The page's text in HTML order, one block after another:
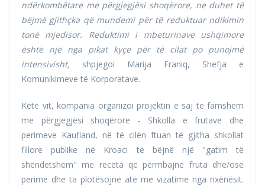
ndërkombëtare me përgjegjësi shoqërore, ne duhet të
bëjmë gjithçka që mundemi për të reduktuar ndikimin
tonë mjedisor. Reduktimi i mbeturinave ushqimore
është një nga pikat kyçe për të cilat po punojmë
intensivisht, shpjegoi Marija Franiq, Shefja e
Komunikimeve të Korporatave.
Këtë vit, kompania organizoi projektin e saj të famshëm
me përgjegjësi shoqërore - Shkolla e frutave dhe
perimeve Kaufland, në të cilën ftuan të gjitha shkollat
fillore publike në Kroaci të bëjnë një "gatim të
shëndetshëm" me receta që përmbajnë fruta dhe/ose
perime dhe ta plotësojnë atë me vizatime nga nxënësit.